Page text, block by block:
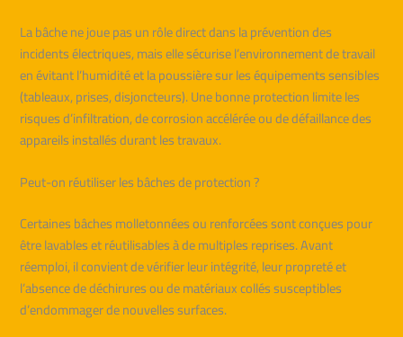
La bâche ne joue pas un rôle direct dans la prévention des
incidents électriques, mais elle sécurise l’environnement de travail
en évitant l’humidité et la poussière sur les équipements sensibles
(tableaux, prises, disjoncteurs). Une bonne protection limite les
risques d’infiltration, de corrosion accélérée ou de défaillance des
appareils installés durant les travaux.
Peut-on réutiliser les bâches de protection ?
Certaines bâches molletonnées ou renforcées sont conçues pour
être lavables et réutilisables à de multiples reprises. Avant
réemploi, il convient de vérifier leur intégrité, leur propreté et
l’absence de déchirures ou de matériaux collés susceptibles
d’endommager de nouvelles surfaces.